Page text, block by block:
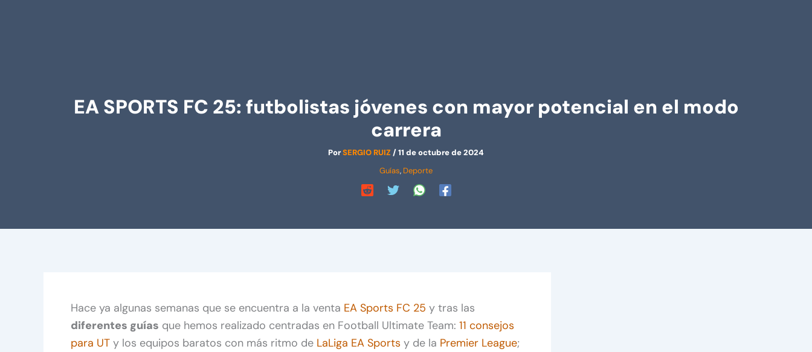
EA SPORTS FC 25: futbolistas jóvenes con mayor potencial en el modo
carrera
PorSERGIO RUIZ /11 de octubre de 2024
Guías, Deporte
Hace ya algunas semanas que se encuentra a la venta EA Sports FC 25 y tras las
diferentes guías que hemos realizado centradas en Football Ultimate Team: 11 consejos
para UT y los equipos baratos con más ritmo de LaLiga EA Sports y de la Premier League;